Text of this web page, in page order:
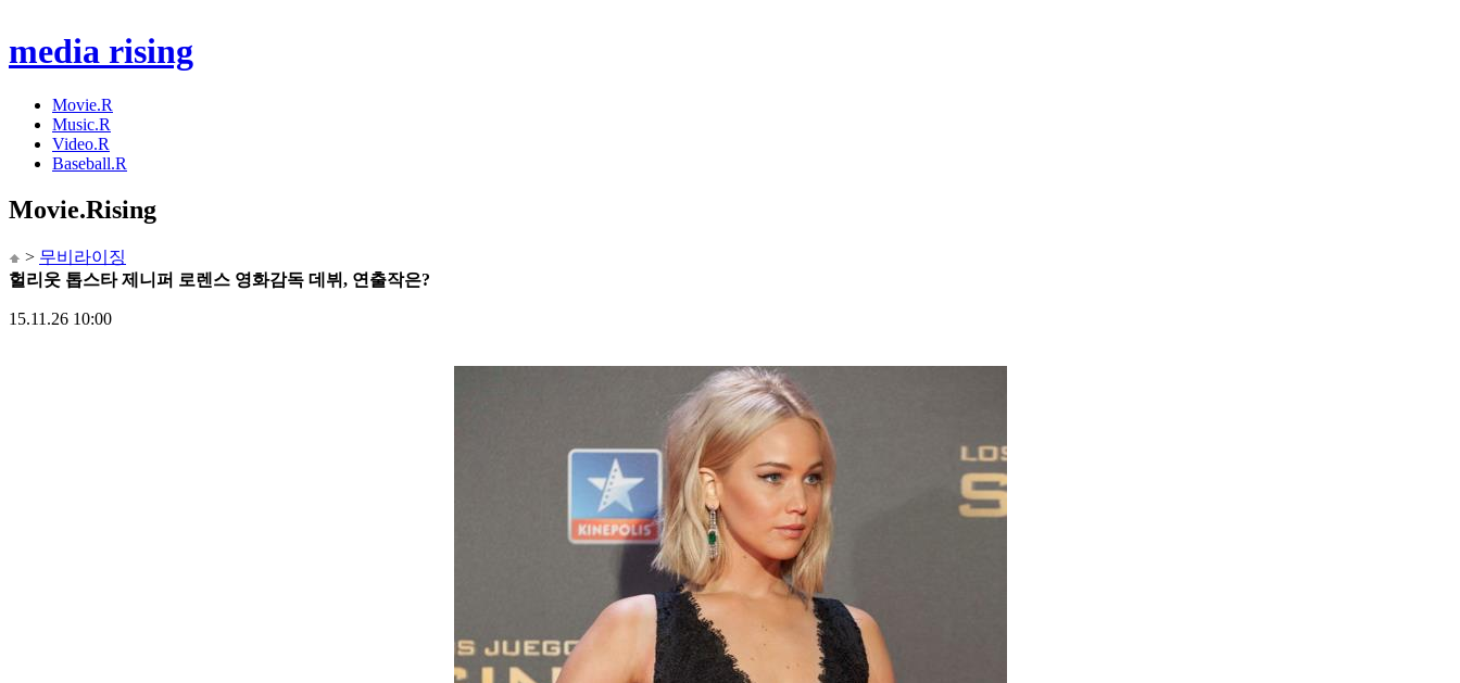
media rising
Movie.R
Music.R
Video.R
Baseball.R
Movie.Rising
> 무비라이징
헐리웃 톱스타 제니퍼 로렌스 영화감독 데뷔, 연출작은?
15.11.26 10:00